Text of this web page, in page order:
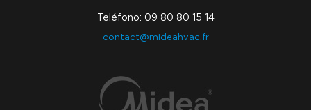
Teléfono: 09 80 80 15 14
contact@mideahvac.fr